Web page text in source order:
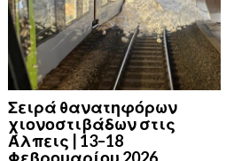
Σειρά θανατηφόρων
χιονοστιβάδων στις
Άλπεις | 13–18